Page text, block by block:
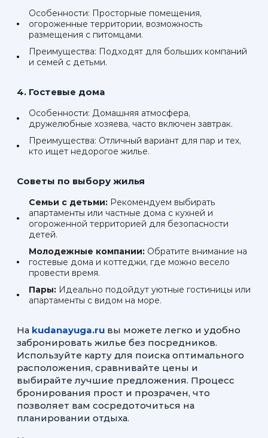
Особенности: Просторные помещения,
огороженные территории, возможность
размещения с питомцами.
Преимущества: Подходят для больших компаний
и семей с детьми.
4. Гостевые дома
Особенности: Домашняя атмосфера,
дружелюбные хозяева, часто включен завтрак.
Преимущества: Отличный вариант для пар и тех,
кто ищет недорогое жилье.
Советы по выбору жилья
Семьи с детьми: Рекомендуем выбирать
апартаменты или частные дома с кухней и
огороженной территорией для безопасности
детей.
Молодежные компании: Обратите внимание на
гостевые дома и коттеджи, где можно весело
провести время.
Пары: Идеально подойдут уютные гостиницы или
апартаменты с видом на море.
На kudanayuga.ru вы можете легко и удобно
забронировать жилье без посредников.
Используйте карту для поиска оптимального
расположения, сравнивайте цены и
выбирайте лучшие предложения. Процесс
бронирования прост и прозрачен, что
позволяет вам сосредоточиться на
планировании отдыха.